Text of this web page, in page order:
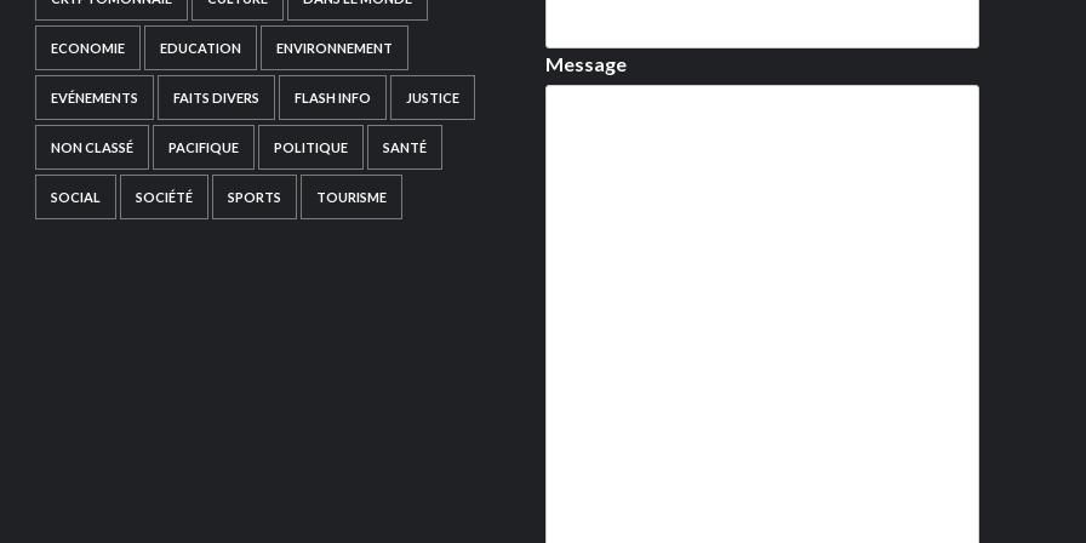
ECONOMIE EDUCATION ENVIRONNEMENT
EVÉNEMENTS FAITS DIVERS FLASH INFO JUSTICE
NON CLASSÉ PACIFIQUE POLITIQUE SANTÉ
SOCIAL SOCIÉTÉ SPORTS TOURISME
Message